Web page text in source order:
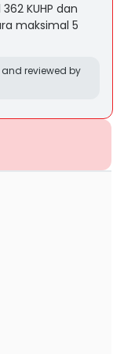
KUHP dan
maksimal 5
reviewed by